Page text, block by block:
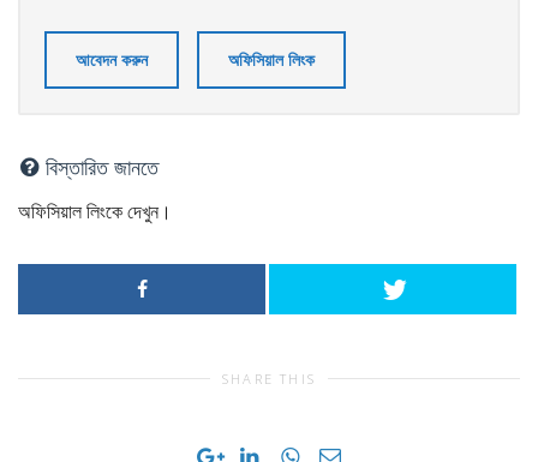
আবেদন করুন অফিসিয়াল লিংক
বিস্তারিত জানতে
অফিসিয়াল লিংকে দেখুন।
SHARE THIS